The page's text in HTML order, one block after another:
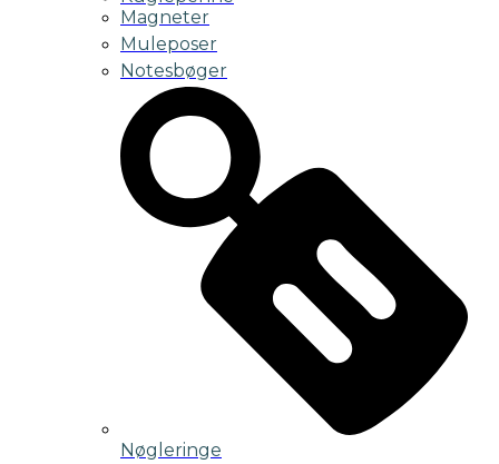
Magneter
Muleposer
Notesbøger
Nøgleringe